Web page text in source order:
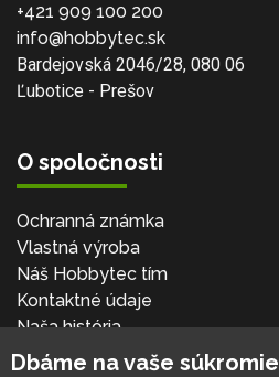
+421 909 100 200
info@hobbytec.sk
Bardejovská 2046/28, 080 06
Ľubotice - Prešov
O spoločnosti
Ochranná známka
Vlastná výroba
Náš Hobbytec tím
Kontaktné údaje
Naša história
Kariéra
Dbáme na vaše súkromie